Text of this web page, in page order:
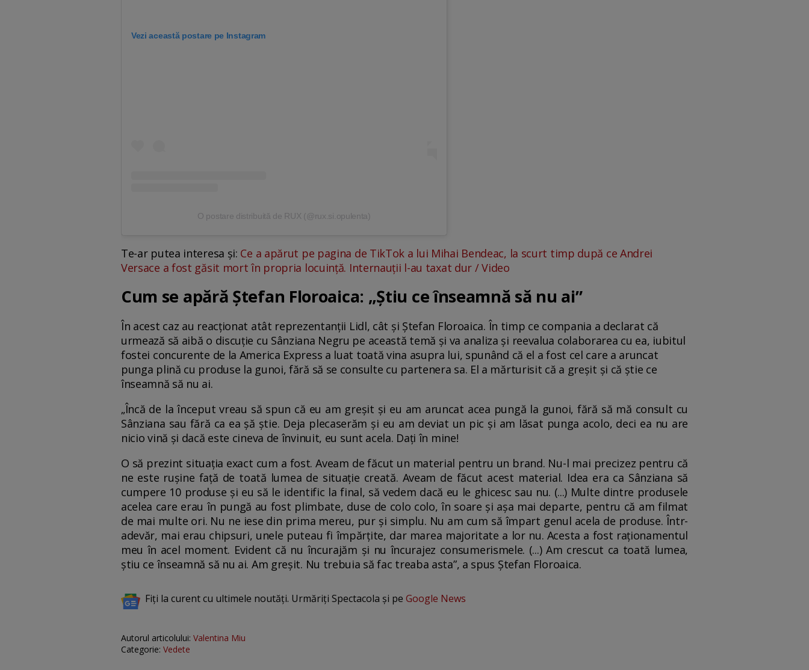
Vezi această postare pe Instagram
O postare distribuită de RUX (@rux.si.opulenta)
Te-ar putea interesa și: Ce a apărut pe pagina de TikTok a lui Mihai Bendeac, la scurt timp după ce Andrei
Versace a fost găsit mort în propria locuință. Internauții l-au taxat dur / Video
Cum se apără Ștefan Floroaica: „Știu ce înseamnă să nu ai”
În acest caz au reacționat atât reprezentanții Lidl, cât și Ștefan Floroaica. În timp ce compania a declarat că
urmează să aibă o discuţie cu Sânziana Negru pe această temă şi va analiza şi reevalua colaborarea cu ea, iubitul
fostei concurente de la America Express a luat toată vina asupra lui, spunând că el a fost cel care a aruncat
punga plină cu produse la gunoi, fără să se consulte cu partenera sa. El a mărturisit că a greșit și că știe ce
înseamnă să nu ai.
„Încă de la început vreau să spun că eu am greșit și eu am aruncat acea pungă la gunoi, fără să mă consult cu
Sânziana sau fără ca ea șă știe. Deja plecaserăm și eu am deviat un pic și am lăsat punga acolo, deci ea nu are
nicio vină și dacă este cineva de învinuit, eu sunt acela. Dați în mine!
O să prezint situația exact cum a fost. Aveam de făcut un material pentru un brand. Nu-l mai precizez pentru că
ne este rușine față de toată lumea de situație creată. Aveam de făcut acest material. Idea era ca Sânziana să
cumpere 10 produse și eu să le identific la final, să vedem dacă eu le ghicesc sau nu. (...) Multe dintre produsele
acelea care erau în pungă au fost plimbate, duse de colo colo, în soare și așa mai departe, pentru că am filmat
de mai multe ori. Nu ne iese din prima mereu, pur și simplu. Nu am cum să împart genul acela de produse. Într-
adevăr, mai erau chipsuri, unele puteau fi împărțite, dar marea majoritate a lor nu. Acesta a fost raționamentul
meu în acel moment. Evident că nu încurajăm și nu încurajez consumerismele. (...) Am crescut ca toată lumea,
știu ce înseamnă să nu ai. Am greșit. Nu trebuia să fac treaba asta”, a spus Ștefan Floroaica.
Fiți la curent cu ultimele noutăți. Urmăriți Spectacola și pe Google News
Autorul articolului: Valentina Miu
Categorie: Vedete